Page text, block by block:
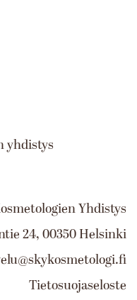
yhdistys
Yhdistys
24, 00350 Helsinki
Tietosuojaseloste